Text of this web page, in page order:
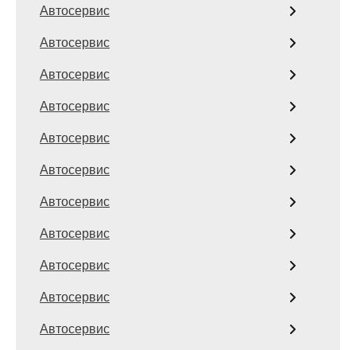
Автосервис
Автосервис
Автосервис
Автосервис
Автосервис
Автосервис
Автосервис
Автосервис
Автосервис
Автосервис
Автосервис